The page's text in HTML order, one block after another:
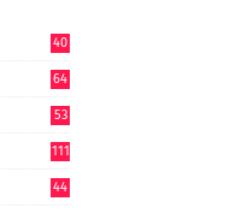
40
64
53
111
44